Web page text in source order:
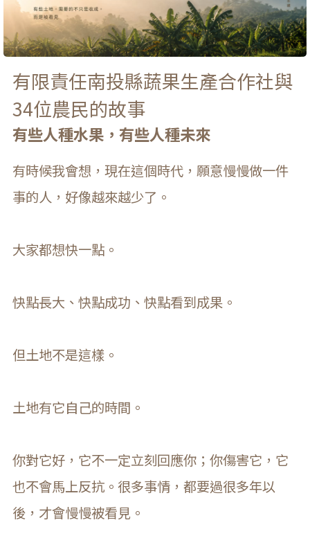
有限責任南投縣蔬果生產合作社與
34位農民的故事
有些人種水果，有些人種未來
有時候我會想，現在這個時代，願意慢慢做一件
事的人，好像越來越少了。
大家都想快一點。
快點長大、快點成功、快點看到成果。
但土地不是這樣。
土地有它自己的時間。
你對它好，它不一定立刻回應你；你傷害它，它
也不會馬上反抗。很多事情，都要過很多年以
後，才會慢慢被看見。